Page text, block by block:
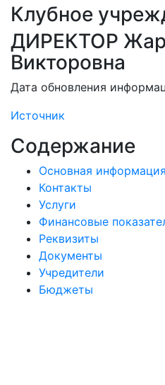
Клубное
ДИРЕКТОР
Викторовна
Дата обновления
Источник
Содержание
Основная информация
Контакты
Услуги
Финансовые
Реквизиты
Документы
Учредители
Бюджеты